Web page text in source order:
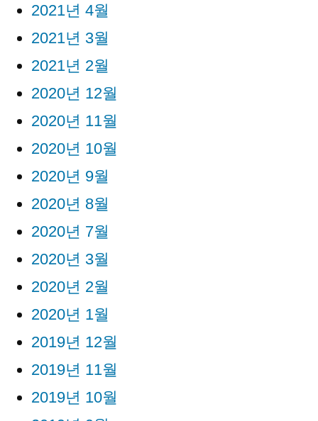
2021년 4월
2021년 3월
2021년 2월
2020년 12월
2020년 11월
2020년 10월
2020년 9월
2020년 8월
2020년 7월
2020년 3월
2020년 2월
2020년 1월
2019년 12월
2019년 11월
2019년 10월